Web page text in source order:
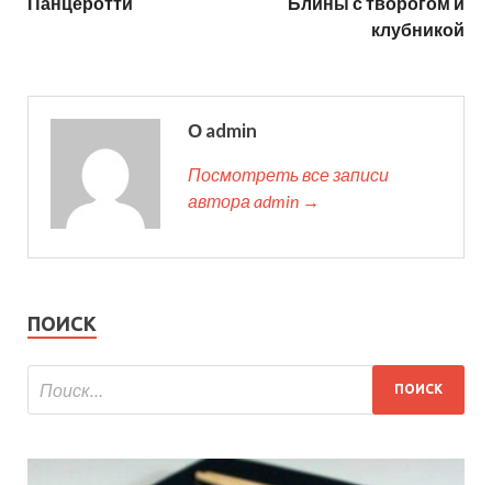
клубникой
О admin
Посмотреть все записи
автора admin →
ПОИСК